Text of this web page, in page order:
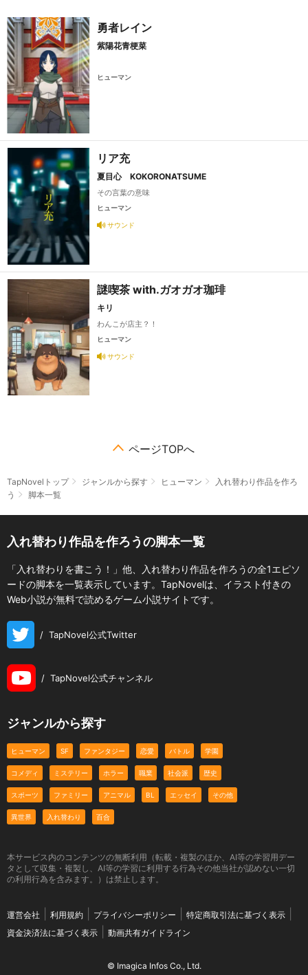
勇者レイン
紫陽花青梗菜
ヒューマン
リア充
夏目心 KOKORONATSUME
その言葉の意味
ヒューマン
サウンド
謎喫茶 with.ガオガオ珈琲
キリ
わんこが店主？！
ヒューマン
サウンド
ページTOPへ
TapNovelトップ ジャンルから探す ヒューマン
入れ替わり作品を作ろ
う
脚本一覧
入れ替わり作品を作ろうの脚本一覧
「入れ替わりを書こう！」他、入れ替わり作品を作ろうの全1エピソ
ードの脚本を一覧表示しています。TapNovelは、イラスト付きの
Web小説が無料で読めるゲーム小説サイトです。
/ TapNovel公式Twitter
/ TapNovel公式チャンネル
ジャンルから探す
ヒューマン SF ファンタジー 恋愛 バトル 学園
コメディ ミステリー ホラー 職業 社会派 歴史
スポーツ ファミリー アニマル BL エッセイ その他
異世界 入れ替わり 百合
本サービス内のコンテンツの無断利用（転載・複製のほか、AI等の学習用デー
タとして収集・複製し、AI等の学習に利用する行為その他当社が認めない一切
の利用行為を含みます。）は禁止します。
運営会社 利用規約 プライバシーポリシー
特定商取引法に基づく表示
資金決済法に基づく表示
動画共有ガイドライン
© Imagica Infos Co., Ltd.